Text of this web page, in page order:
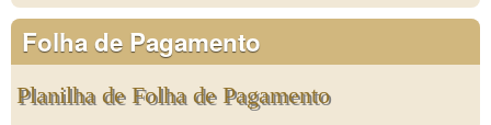
Folha de Pagamento
Planilha de Folha de Pagamento